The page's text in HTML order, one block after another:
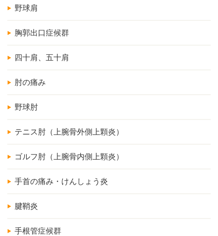
野球肩
胸郭出口症候群
四十肩、五十肩
肘の痛み
野球肘
テニス肘（上腕骨外側上顆炎）
ゴルフ肘（上腕骨内側上顆炎）
手首の痛み・けんしょう炎
腱鞘炎
手根管症候群